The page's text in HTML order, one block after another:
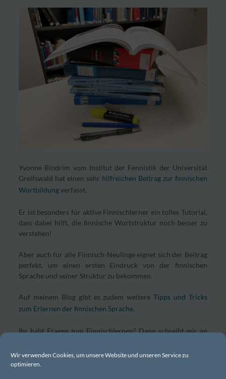
Wir verwenden Cookies, um unsere Website und unseren Service zu
optimieren.
Yvonne Bindrim vom Institut der Fennistik der Universität
Greifswald hat einen sehr hilfreichen Beitrag zur finnischen
Wortbildungverfasst.
Er ist besonders für aktive Finnischlerner ein tolles Tutorial,
dass dabei hilft, die finnische Wortstruktur noch besser zu
verstehen!
Aber auch für alle Finnisch-Neulinge eignet sich der Beitrag
perfekt, um einen ersten Eindruck von der finnischen
Sprache und seiner Struktur zu bekommen.
Auf meinem Blog gibt es zudem weitere Tipps und Tricks
zum Erlernen der finnischen Sprache.
Ihr habt Fragen zum Finnischlernen? Dann schreibt mir an